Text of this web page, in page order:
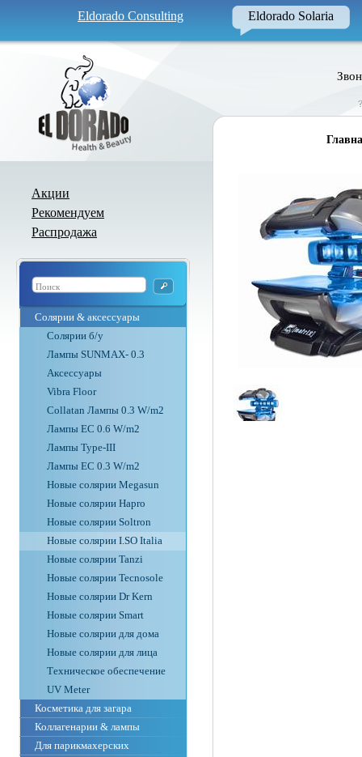
Eldorado Consulting Eldorado Solaria
Акции
Рекомендуем
Распродажа
Солярии & аксессуары
Солярии б/у
Лампы SUNMAX- 0.3
Аксессуары
Vibra Floor
Collatan Лампы 0.3 W/m2
Лампы ЕС 0.6 W/m2
Лампы Type-III
Лампы EC 0.3 W/m2
Новые солярии Megasun
Новые солярии Hapro
Новые солярии Soltron
Новые солярии I.SO Italia
Новые солярии Tanzi
Новые солярии Tecnosole
Новые солярии Dr Kern
Новые солярии Smart
Новые солярии для дома
Новые солярии для лица
Техническое обеспечение
UV Meter
Косметика для загара
Коллагенарии & лампы
Для парикмахерских